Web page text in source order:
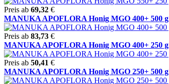
Preis ab 69,32 €
MANUKA APOFLORA Honig MGO 400+ 500 g
Preis ab 83,73 €
MANUKA APOFLORA Honig MGO 400+ 250 g
Preis ab 50,41 €
MANUKA APOFLORA Honig MGO 250+ 500 g